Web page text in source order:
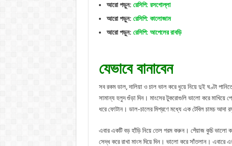
আরো পড়ুন: রেসিপি: রসগোল্লা
আরো পড়ুন: রেসিপি: কালোজাম
আরো পড়ুন: রেসিপি: আপেলের রাবড়ি
যেভাবে বানাবেন
সব রকম ডাল, দালিয়া ও চাল ভাল করে ধুয়ে নিয়ে দুই ঘণ্টা
সামান্য হলুদ গুঁড়া দিন। মাংসের টুকরোগুলি ভালো করে মাখিয়ে
ধরে ফোটান। ডাল-চালের মিশ্রণে মধ্যে এক টেবিল চামচ আদা
এবার একটি বড় হাঁড়ি নিয়ে তেল গরম করুন। পেঁয়াজ কুচি ভালো
সেদ্ধ করে রাখা মাংস দিয়ে দিন। ভালো করে সাঁতলান।